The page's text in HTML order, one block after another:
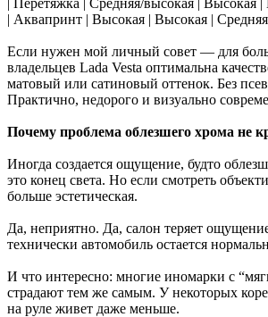
| Перетяжка | Средняя/высокая | Высокая |
| Аквапринт | Высокая | Высокая |
Если нужен мой личный совет — для
владельцев Lada Vesta оптимальна
матовый или сатиновый оттенок. Без
Практично, недорого и визуально
Почему проблема облезшего хрома не
Иногда создается ощущение, будто
это конец света. Но если смотреть
больше эстетическая.
Да, неприятно. Да, салон теряет
технически автомобиль остается
И что интересно: многие иномарки с
страдают тем же самым. У некоторых
на руле живет даже меньше.